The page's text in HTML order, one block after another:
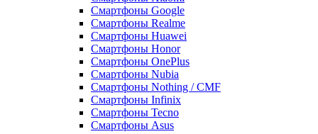
Смартфоны Google
Смартфоны Realme
Смартфоны Huawei
Смартфоны Honor
Смартфоны OnePlus
Смартфоны Nubia
Смартфоны Nothing / CMF
Смартфоны Infinix
Смартфоны Tecno
Смартфоны Asus